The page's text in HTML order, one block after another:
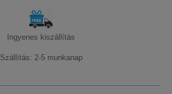
Ingyenes kiszállítás
Szállítás: 2-5 munkanap